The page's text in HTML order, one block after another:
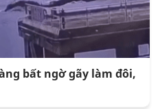
bất ngờ gãy làm đôi,